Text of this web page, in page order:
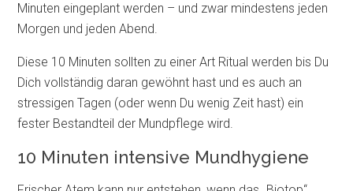
Minuten eingeplant werden – und zwar mindestens jeden
Morgen und jeden Abend.
Diese 10 Minuten sollten zu einer Art Ritual werden bis Du
Dich vollständig daran gewöhnt hast und es auch an
stressigen Tagen (oder wenn Du wenig Zeit hast) ein
fester Bestandteil der Mundpflege wird.
10 Minuten intensive Mundhygiene